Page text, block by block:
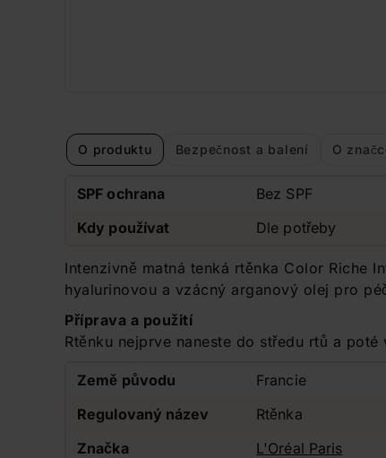
O produktu Bezpečnost a balení O
SPF ochrana
Bez SPF
Kdy používat
Dle potřeby
Intenzivně matná tenká rtěnka Color Riche
hyalurinovou a vzácný arganový olej pro
Příprava a použití
Rtěnku nejprve naneste do středu rtů a
Země původu
Francie
Regulovaný název
Rtěnka
Značka
L'Oréal Paris